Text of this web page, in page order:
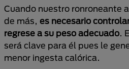
Cuando nuestro ronroneante
de más, es necesario
regrese a su peso adecuado.
será clave para él pues le
menor ingesta calórica.